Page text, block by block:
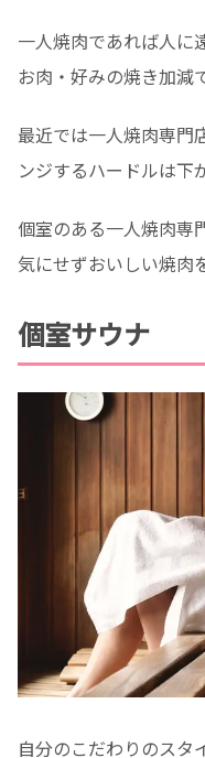
一人焼肉であれば人に
お肉・好みの焼き加減
最近では一人焼肉専門
ンジするハードルは下
個室のある一人焼肉専
気にせずおいしい焼肉
個室サウナ
自分のこだわりのスタ